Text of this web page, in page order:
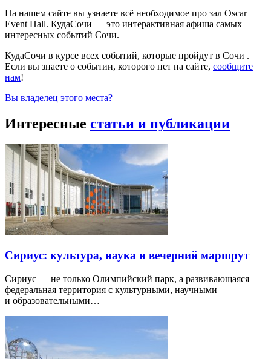
На нашем сайте вы узнаете всё необходимое про зал Oscar
Event Hall. КудаСочи — это интерактивная афиша самых
интересных событий Сочи.
КудаСочи в курсе всех событий, которые пройдут в Сочи .
Если вы знаете о событии, которого нет на сайте, сообщите
нам!
Вы владелец этого места?
Интересные статьи и публикации
Сириус: культура, наука и вечерний маршрут
Сириус — не только Олимпийский парк, а развивающаяся
федеральная территория с культурными, научными
и образовательными…